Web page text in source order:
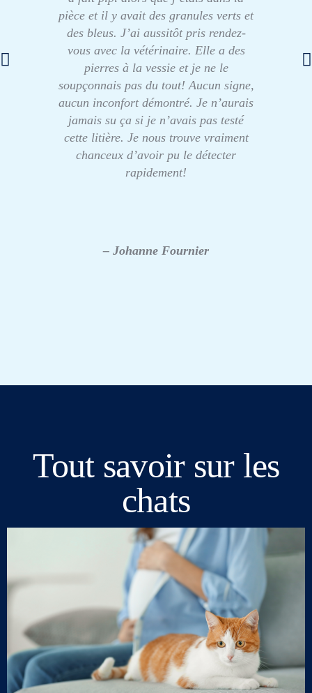
pièce et il y avait des granules verts et
des bleus. J’ai aussitôt pris rendez-
vous avec la vétérinaire. Elle a des
pierres à la vessie et je ne le
soupçonnais pas du tout! Aucun signe,
aucun inconfort démontré. Je n’aurais
jamais su ça si je n’avais pas testé
cette litière. Je nous trouve vraiment
chanceux d’avoir pu le détecter
rapidement!
– Johanne Fournier
Tout savoir sur les
chats